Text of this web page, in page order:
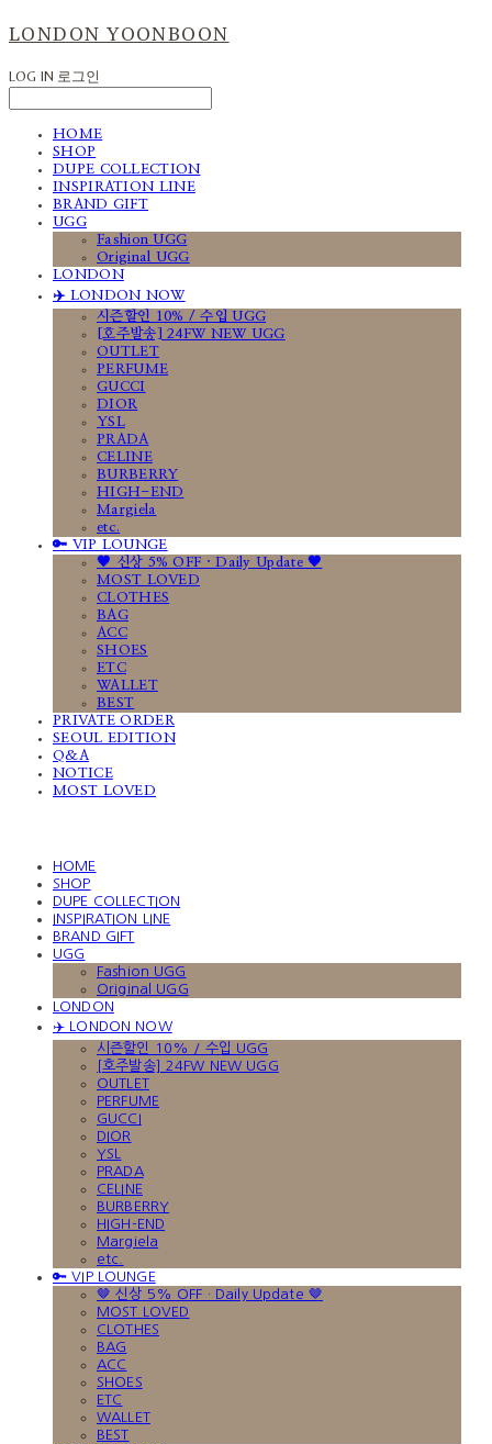
LONDON YOONBOON
LOG IN 로그인
HOME
SHOP
DUPE COLLECTION
INSPIRATION LINE
BRAND GIFT
UGG
Fashion UGG
Original UGG
LONDON
✈️ LONDON NOW
시즌할인 10% / 수입 UGG
[호주발송] 24FW NEW UGG
OUTLET
PERFUME
GUCCI
DIOR
YSL
PRADA
CELINE
BURBERRY
HIGH-END
Margiela
etc.
🔑 VIP LOUNGE
🤎 신상 5% OFF · Daily Update 🤎
MOST LOVED
CLOTHES
BAG
ACC
SHOES
ETC
WALLET
BEST
PRIVATE ORDER
SEOUL EDITION
Q&A
NOTICE
MOST LOVED
HOME
SHOP
DUPE COLLECTION
INSPIRATION LINE
BRAND GIFT
UGG
Fashion UGG
Original UGG
LONDON
✈️ LONDON NOW
시즌할인 10% / 수입 UGG
[호주발송] 24FW NEW UGG
OUTLET
PERFUME
GUCCI
DIOR
YSL
PRADA
CELINE
BURBERRY
HIGH-END
Margiela
etc.
🔑 VIP LOUNGE
🤎 신상 5% OFF · Daily Update 🤎
MOST LOVED
CLOTHES
BAG
ACC
SHOES
ETC
WALLET
BEST